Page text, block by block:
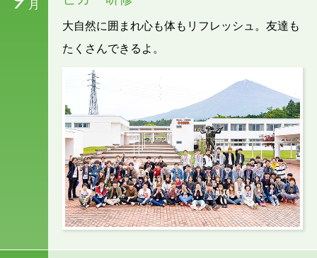
月
大自然に囲まれ心も体もリフレッシュ。友達も
たくさんできるよ。